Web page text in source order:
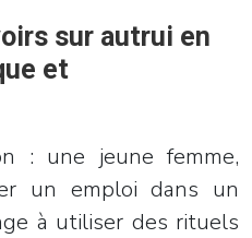
sur autrui en
et
: une jeune femme,
un emploi dans un
à utiliser des rituels